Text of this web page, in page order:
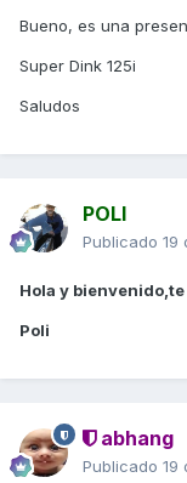
Bueno, es una
Super Dink 125i
Saludos
POLI
Publicado 19
Hola y
Poli
abhang
Publicado 19